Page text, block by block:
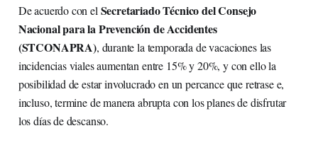
De acuerdo con el Secretariado Técnico del Consejo
Nacional para la Prevención de Accidentes
(STCONAPRA), durante la temporada de vacaciones las
incidencias viales aumentan entre 15% y 20%, y con ello la
posibilidad de estar involucrado en un percance que retrase e,
incluso, termine de manera abrupta con los planes de disfrutar
los días de descanso.